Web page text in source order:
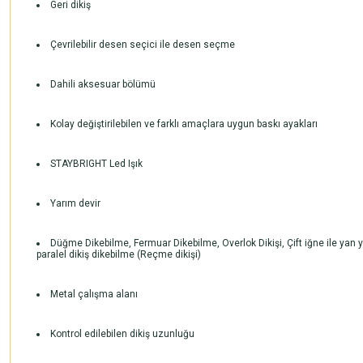
Geri dikiş
Çevrilebilir desen seçici ile desen seçme
Dahili aksesuar bölümü
Kolay değiştirilebilen ve farklı amaçlara uygun baskı ayakları
STAYBRIGHT Led Işık
Yarım devir
Düğme Dikebilme, Fermuar Dikebilme, Overlok Dikişi, Çift iğne ile yan
paralel dikiş dikebilme (Reçme dikişi)
Metal çalışma alanı
Kontrol edilebilen dikiş uzunluğu